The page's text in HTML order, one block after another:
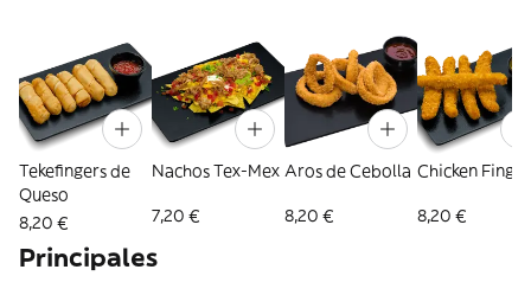
Tekefingers de
Queso
8,20 €
Nachos Tex-Mex
7,20 €
Aros de Cebolla
8,20 €
Chicken
8,20 €
Principales